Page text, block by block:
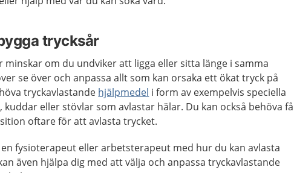
trycksår
minskar om du undviker att ligga eller sitta länge i samma
se över och anpassa allt som kan orsaka ett ökat tryck på
tryckavlastande hjälpmedel i form av exempelvis speciella
kuddar eller stövlar som avlastar hälar. Du kan också behöva få
oftare för att avlasta trycket.
en fysioterapeut eller arbetsterapeut med hur du kan avlasta
även hjälpa dig med att välja och anpassa tryckavlastande